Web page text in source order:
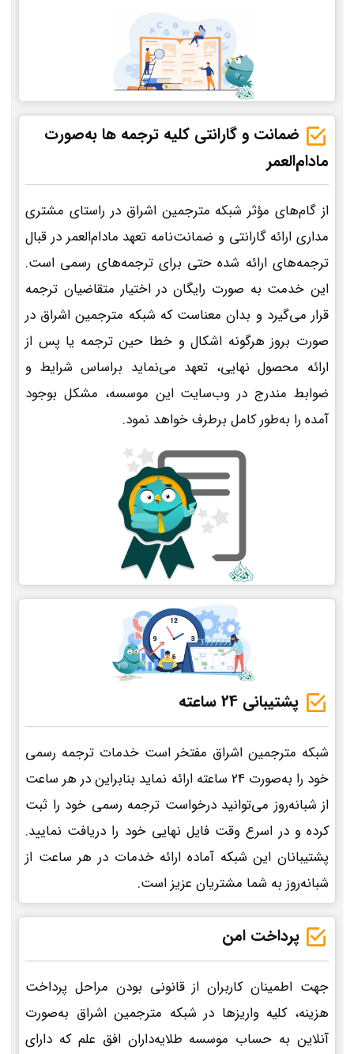
ضمانت و گارانتی کلیه ترجمه ها به‌صورت
مادام‌العمر
از گام‌های مؤثر شبکه مترجمین اشراق در راستای مشتری
مداری ارائه گارانتی و ضمانت‌نامه تعهد مادام‌العمر در قبال
ترجمه‌های ارائه شده حتی برای ترجمه‌های رسمی است.
این خدمت به صورت رایگان در اختیار متقاضیان ترجمه
قرار می‌گیرد و بدان معناست که شبکه مترجمین اشراق در
صورت بروز هرگونه اشکال و خطا حین ترجمه یا پس از
ارائه محصول نهایی، تعهد می‌نماید براساس شرایط و
ضوابط مندرج در وب‌سایت این موسسه، مشکل بوجود
آمده را به‌طور کامل برطرف خواهد نمود.
پشتیبانی 24 ساعته
شبکه مترجمین اشراق مفتخر است خدمات ترجمه رسمی
خود را به‌صورت 24 ساعته ارائه نماید بنابراین در هر ساعت
از شبانه‌روز می‌توانید درخواست ترجمه رسمی خود را ثبت
کرده و در اسرع وقت فایل نهایی خود را دریافت نمایید.
پشتیبانان این شبکه آماده ارائه خدمات در هر ساعت از
شبانه‌روز به شما مشتریان عزیز است.
پرداخت امن
جهت اطمینان کاربران از قانونی بودن مراحل پرداخت
هزینه، کلیه واریزها در شبکه مترجمین اشراق به‌صورت
آنلاین به حساب موسسه طلایه‌داران افق علم که دارای